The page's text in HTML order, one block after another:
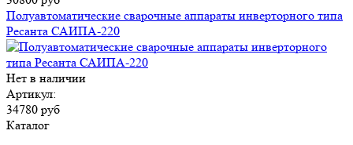
Полуавтоматические сварочные аппараты инверторного типа
Ресанта САИПА-220
Нет в наличии
Артикул:
34780 руб
Каталог